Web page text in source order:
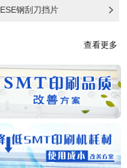
ESE钢刮刀挡片
查看更多